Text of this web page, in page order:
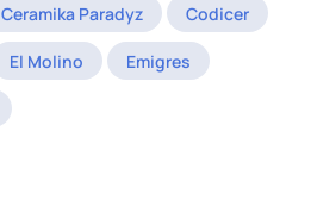
Ceramika Paradyz Codicer
El Molino Emigres